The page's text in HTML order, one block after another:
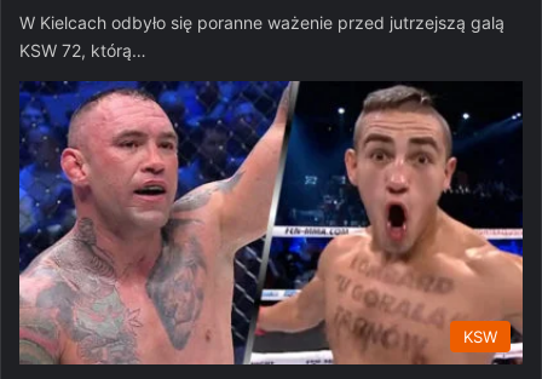
W Kielcach odbyło się poranne ważenie przed jutrzejszą galą
KSW 72, którą…
KSW